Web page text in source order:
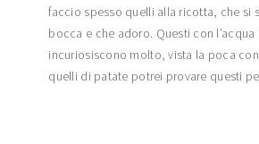
faccio spesso quelli alla ricotta, che si
bocca e che adoro. Questi con l’acqua
incuriosiscono molto, vista la poca
quelli di patate potrei provare questi